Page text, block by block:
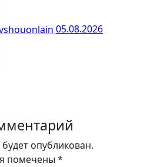
05.08.2026
опубликован.
помечены *